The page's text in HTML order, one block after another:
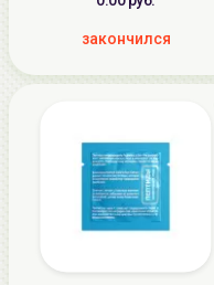
закончился